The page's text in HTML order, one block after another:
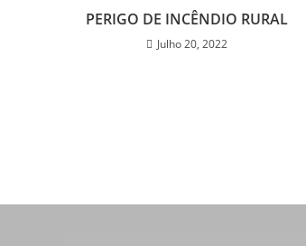
PERIGO DE INCÊNDIO RURAL
Julho 20, 2022